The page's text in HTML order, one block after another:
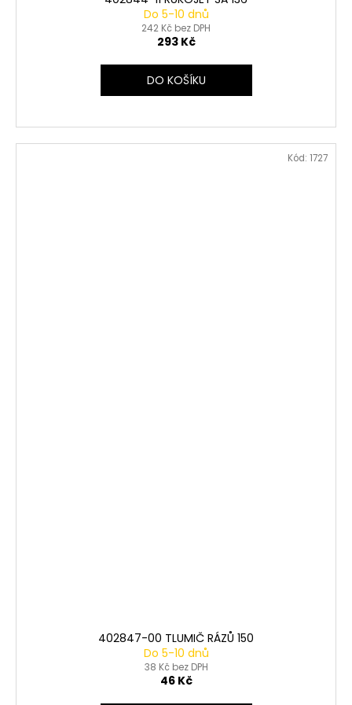
Do 5-10 dnů
242 Kč bez DPH
293 Kč
DO KOŠÍKU
402847-00 TLUMIČ RÁZŮ 150
Do 5-10 dnů
38 Kč bez DPH
46 Kč
Kód: 1727